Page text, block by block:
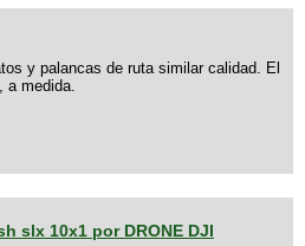
y palancas de ruta similar calidad. El
a medida.
slx 10x1 por DRONE DJI